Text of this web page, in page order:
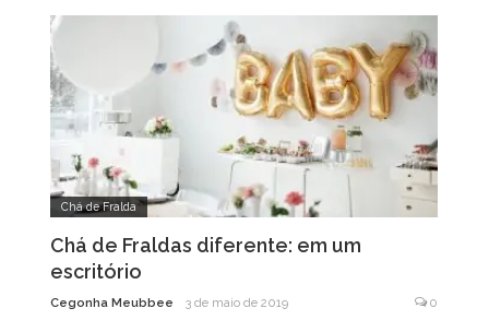
Chá de Fralda
Chá de Fraldas diferente: em um
escritório
Cegonha Meubbee 3 de maio de 2019 0